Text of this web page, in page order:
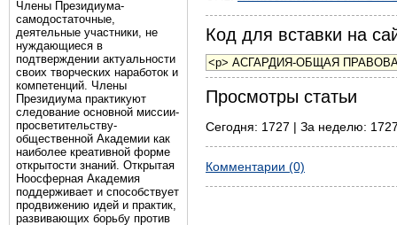
Члены Президиума-
самодостаточные,
деятельные участники, не
нуждающиеся в
подтверждении актуальности
своих творческих наработок и
компетенций. Члены
Президиума практикуют
следование основной миссии-
просветительству-
общественной Академии как
наиболее креативной форме
открытости знаний. Открытая
Ноосферная Академия
поддерживает и способствует
продвижению идей и практик,
развивающих борьбу против
Код для вставки на
Просмотры статьи
Сегодня: 1727 | За неделю:
Комментарии (0)